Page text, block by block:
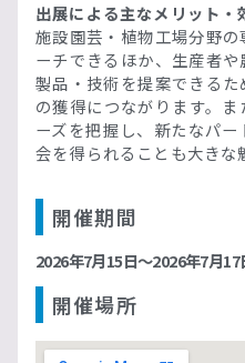
出展による主なメリット・
施設園芸・植物工場分野
ーチできるほか、生産者
製品・技術を提案できる
の獲得につながります。
ーズを把握し、新たなパ
会を得られることも大きな
開催期間
2026年7月15日～2026年7月17
開催場所